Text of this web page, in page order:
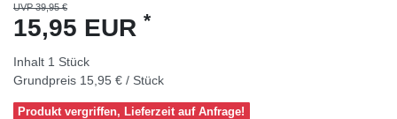
UVP 39,95 €
15,95 EUR *
Inhalt 1 Stück
Grundpreis 15,95 € / Stück
Produkt vergriffen, Lieferzeit auf Anfrage!